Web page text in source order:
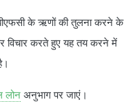
के ऋणों की तुलना करने के
विचार करते हुए यह तय करने में
लोन अनुभाग पर जाएं।